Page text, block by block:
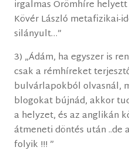
irgalmas Örömhíre helyett
Kövér László metafizikai-
silányult…”
3) „Ádám, ha egyszer is
csak a rémhíreket
bulvárlapokból olvasnál,
blogokat bújnád, akkor
a helyzet, és az anglikán
átmeneti döntés után ..de
folyik !!! ”